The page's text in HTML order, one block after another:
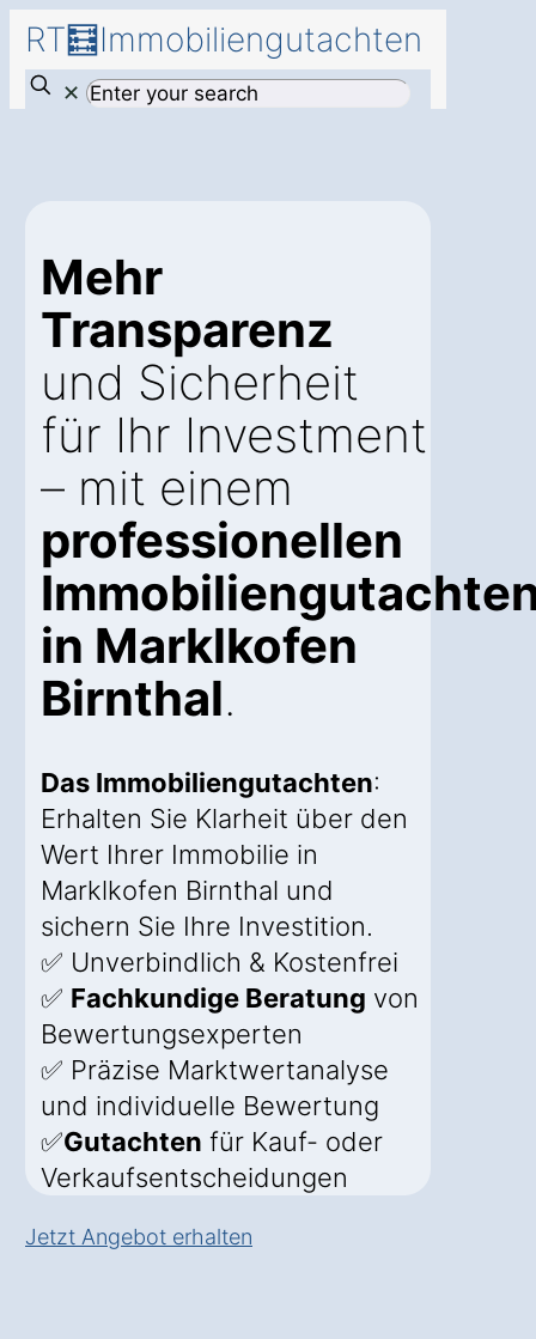
RT🧮Immobiliengutachten
✕
Mehr
Transparenz
und Sicherheit
für Ihr Investment
– mit einem
professionellen
in Marklkofen
Birnthal.
Das Immobiliengutachten:
Erhalten Sie Klarheit über den
Wert Ihrer Immobilie in
Marklkofen Birnthal und
sichern Sie Ihre Investition.
✅ Unverbindlich & Kostenfrei
✅ Fachkundige Beratung von
Bewertungsexperten
✅ Präzise Marktwertanalyse
und individuelle Bewertung
✅Gutachten für Kauf- oder
Verkaufsentscheidungen
Jetzt Angebot erhalten